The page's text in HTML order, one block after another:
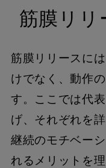
筋膜リリ
筋膜リリースに
けでなく、動作
す。ここでは代
げ、それぞれを
継続のモチベー
れるメリットを